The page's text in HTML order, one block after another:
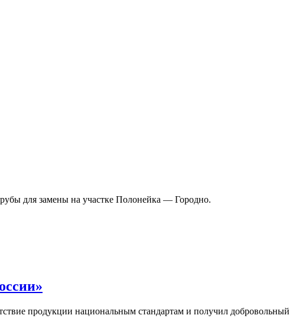
для замены на участке Полонейка — Городно.
продукции национальным стандартам и получил добровольный